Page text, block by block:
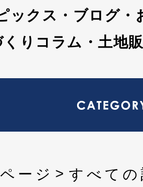
ックス・ブログ・
くりコラム・土地
ージ
すべて